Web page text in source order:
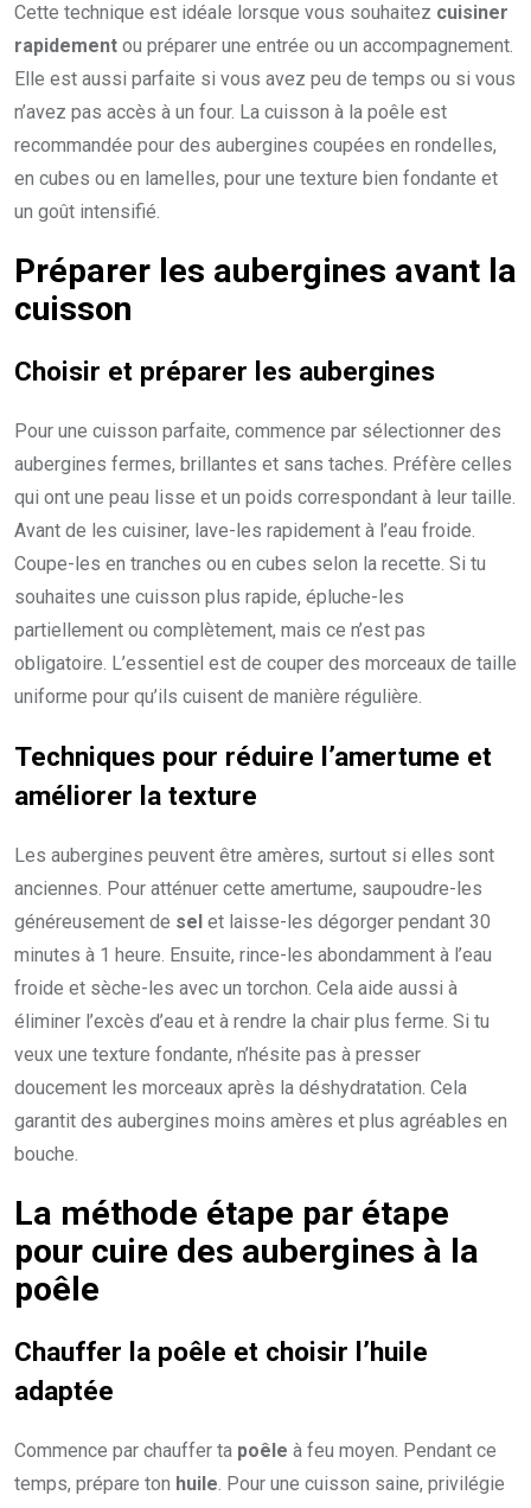
Cette technique est idéale lorsque vous souhaitez cuisiner
rapidement ou préparer une entrée ou un accompagnement.
Elle est aussi parfaite si vous avez peu de temps ou si vous
n’avez pas accès à un four. La cuisson à la poêle est
recommandée pour des aubergines coupées en rondelles,
en cubes ou en lamelles, pour une texture bien fondante et
un goût intensifié.
Préparer les aubergines avant la
cuisson
Choisir et préparer les aubergines
Pour une cuisson parfaite, commence par sélectionner des
aubergines fermes, brillantes et sans taches. Préfère celles
qui ont une peau lisse et un poids correspondant à leur taille.
Avant de les cuisiner, lave-les rapidement à l’eau froide.
Coupe-les en tranches ou en cubes selon la recette. Si tu
souhaites une cuisson plus rapide, épluche-les
partiellement ou complètement, mais ce n’est pas
obligatoire. L’essentiel est de couper des morceaux de taille
uniforme pour qu’ils cuisent de manière régulière.
Techniques pour réduire l’amertume et
améliorer la texture
Les aubergines peuvent être amères, surtout si elles sont
anciennes. Pour atténuer cette amertume, saupoudre-les
généreusement de sel et laisse-les dégorger pendant 30
minutes à 1 heure. Ensuite, rince-les abondamment à l’eau
froide et sèche-les avec un torchon. Cela aide aussi à
éliminer l’excès d’eau et à rendre la chair plus ferme. Si tu
veux une texture fondante, n’hésite pas à presser
doucement les morceaux après la déshydratation. Cela
garantit des aubergines moins amères et plus agréables en
bouche.
La méthode étape par étape
pour cuire des aubergines à la
poêle
Chauffer la poêle et choisir l’huile
adaptée
Commence par chauffer ta poêle à feu moyen. Pendant ce
temps, prépare ton huile. Pour une cuisson saine, privilégie